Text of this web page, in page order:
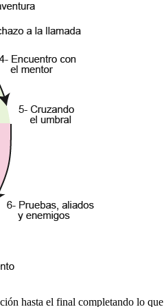
hasta el final completando lo